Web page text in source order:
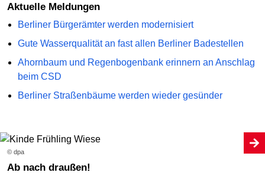
Aktuelle Meldungen
Berliner Bürgerämter werden modernisiert
Gute Wasserqualität an fast allen Berliner Badestellen
Ahornbaum und Regenbogenbank erinnern an Anschlag
beim CSD
Berliner Straßenbäume werden wieder gesünder
© dpa
Ab nach draußen!